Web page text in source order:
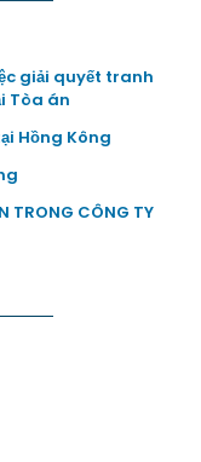
giải quyết tranh
Tòa án
Hồng Kông
TRONG CÔNG TY